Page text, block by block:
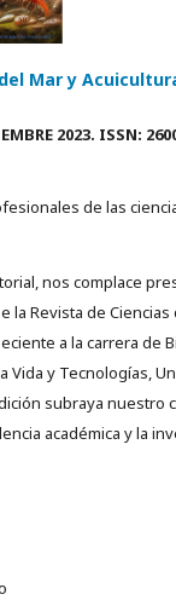
Mar y
2023. ISSN:
de las
nos complace
la Revista de Ciencias
a la carrera de
Vida y Tecnologías,
subraya nuestro
académica y la